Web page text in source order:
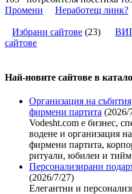
Промени
Неработещ линк?
Избрани сайтове (23)
сайтове
Най-новите сайтoве в
Организация на
фирмени партита (2026/
Vodesht.com е бизнес,
водене и организация
фирмени партита,
ритуали, юбилеи и
Персонализирани
(2026/7/27)
Елегантни и